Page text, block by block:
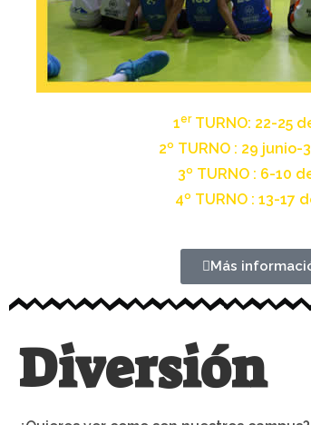
1erTURNO: 22-25
2º TURNO : 29 junio-
3º TURNO : 6-10
4º TURNO : 13-17
Más
Diversión